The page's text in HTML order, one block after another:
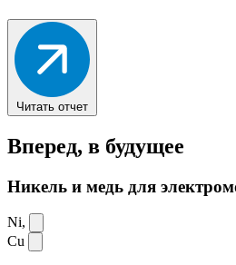
Читать отчет
Вперед, в будущее
Никель и медь для
Ni,
Cu